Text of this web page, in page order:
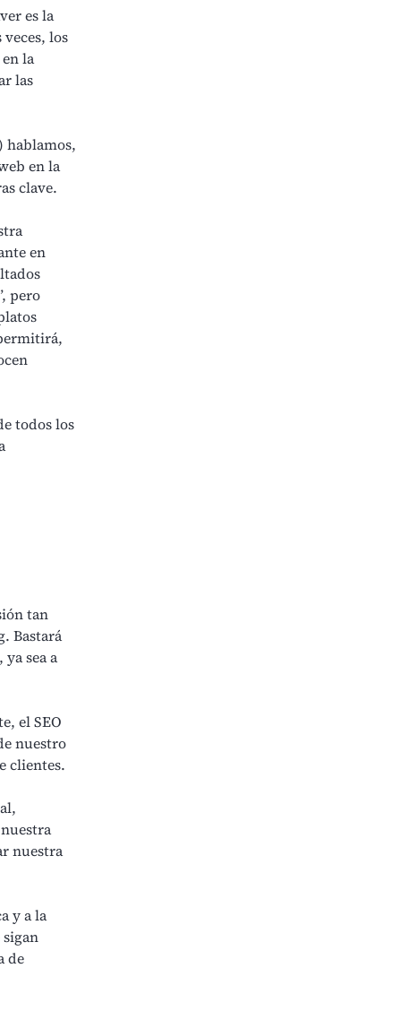
es la
los
la
las
hablamos,
en la
clave.
en
pero
todos los
tan
Bastará
sea a
el SEO
nuestro
clientes.
nuestra
y a la
de